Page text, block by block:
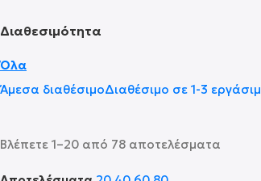
Διαθεσιμότητα
Όλα
Άμεσα διαθέσιμοΔιαθέσιμο σε 1-3
Βλέπετε 1–20 από 78 αποτελέσματα